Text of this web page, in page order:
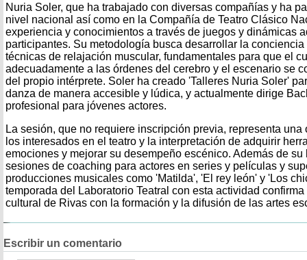
Nuria Soler, que ha trabajado con diversas compañías y ha
nivel nacional así como en la Compañía de Teatro Clásico
experiencia y conocimientos a través de juegos y dinámicas
participantes. Su metodología busca desarrollar la
técnicas de relajación muscular, fundamentales para que el
adecuadamente a las órdenes del cerebro y el escenario se
del propio intérprete. Soler ha creado 'Talleres Nuria Soler'
danza de manera accesible y lúdica, y actualmente dirige
profesional para jóvenes actores.
La sesión, que no requiere inscripción previa, representa
los interesados en el teatro y la interpretación de adquirir
emociones y mejorar su desempeño escénico. Además de
sesiones de coaching para actores en series y películas y
producciones musicales como 'Matilda', 'El rey león' y 'Los
temporada del Laboratorio Teatral con esta actividad
cultural de Rivas con la formación y la difusión de las artes
Escribir un comentario